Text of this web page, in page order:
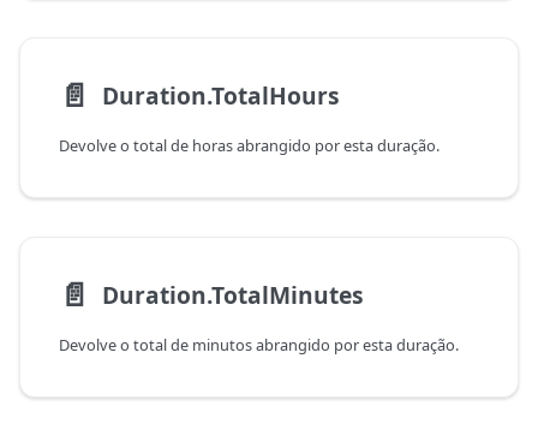
📄️ Duration.TotalHours
Devolve o total de horas abrangido por esta duração.
📄️ Duration.TotalMinutes
Devolve o total de minutos abrangido por esta duração.